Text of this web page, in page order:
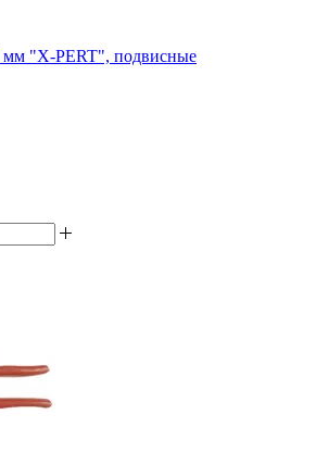
"X-PERT", подвисные